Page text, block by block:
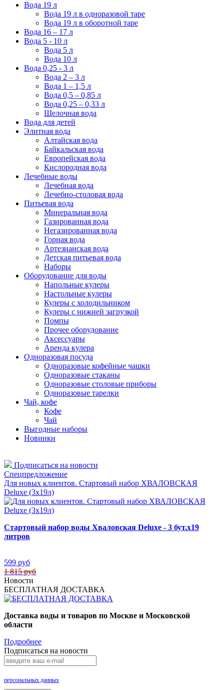
Вода 19 л
Вода 19 л в одноразовой таре
Вода 19 л в оборотной таре
Вода 16 – 17 л
Вода 5 - 10 л
Вода 5 л
Вода 10 л
Вода 0,25 - 3 л
Вода 2 – 3 л
Вода 1 – 1,5 л
Вода 0,5 – 0,85 л
Вода 0,25 – 0,33 л
Щелочная вода
Вода для детей
Элитная вода
Алтайская вода
Байкальская вода
Европейская вода
Кислородная вода
Лечебные воды
Лечебная вода
Лечебно-столовая вода
Питьевая вода
Минеральная вода
Газированная вода
Негазированная вода
Горная вода
Артезианская вода
Детская питьевая вода
Наборы
Оборудование для воды
Напольные кулеры
Настольные кулеры
Кулеры с холодильником
Кулеры с нижней загрузкой
Помпы
Прочее оборудование
Аксессуары
Аренда кулера
Одноразовая посуда
Одноразовые кофейные чашки
Одноразовые стаканы
Одноразовые столовые приборы
Одноразовые тарелки
Чай, кофе
Кофе
Чай
Выгодные наборы
Новинки
Подписаться на новости
Спецпредложение
Для новых клиентов. Стартовый набор ХВАЛОВСКАЯ
Deluxe (3х19л)
Стартовый набор воды Хваловская Deluxe - 3 бут.х19
литров
599 руб
1 815 руб
Новости
БЕСПЛАТНАЯ ДОСТАВКА
Доставка воды и товаров по Москве и Московской
области
Подробнее
Подписаться на новости
персональных данных